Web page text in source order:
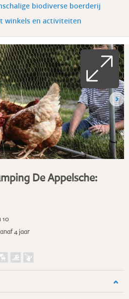
biodiverse boerderij
winkels en activiteiten
De Appelsche:
10
4 jaar